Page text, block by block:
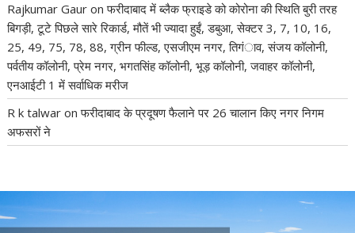
Rajkumar Gaur onफरीदाबाद में ब्लैक फ्राइडे को कोरोना की स्थिति बुरी तरह
बिगड़ी, टूटे पिछले सारे रिकार्ड, मौतें भी ज्यादा हुईं, डबुआ, सेक्टर 3, 7, 10, 16,
25, 49, 75, 78, 88, ग्रीन फील्ड, एसजीएम नगर, तिगंाव, संजय कॉलोनी,
पर्वतीय कॉलोनी, प्रेम नगर, भगतसिंह कॉलोनी, भूड़ कॉलोनी, जवाहर कॉलोनी,
एनआईटी 1 में सर्वाधिक मरीज
R k talwar onफरीदाबाद के प्रदूषण फैलाने पर 26 चालान किए नगर निगम
अफसरों ने